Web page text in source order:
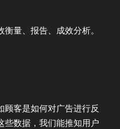
量、报告、成效分析。
顾客是如何对广告进行反
些数据，我们能推知用户